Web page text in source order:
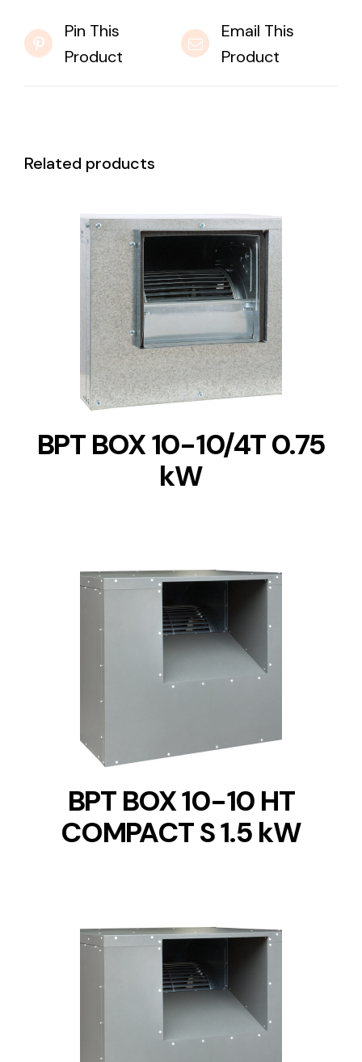
Pin This
Product
Email This
Product
Related products
DETAILS
BPT BOX 10-10/4T 0.75
kW
DETAILS
BPT BOX 10-10 HT
COMPACT S 1.5 kW
DETAILS